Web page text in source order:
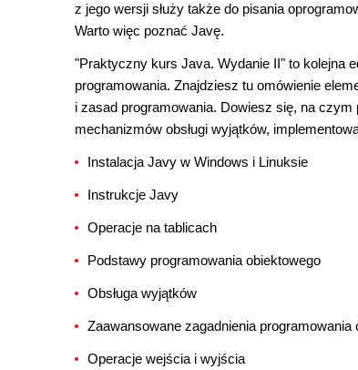
z jego wersji służy także do pisania
Warto więc poznać Javę.
"Praktyczny kurs Java. Wydanie II" to kolejna
programowania. Znajdziesz tu omówienie
i zasad programowania. Dowiesz się, na
mechanizmów obsługi wyjątków,
Instalacja Javy w Windows i Linuksie
Instrukcje Javy
Operacje na tablicach
Podstawy programowania obiektowego
Obsługa wyjątków
Zaawansowane zagadnienia programowania
Operacje wejścia i wyjścia